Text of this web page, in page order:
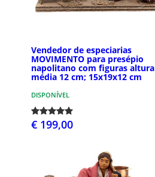
Vendedor de especiarias
MOVIMENTO para presépio
napolitano com figuras altura
média 12 cm; 15x19x12 cm
DISPONÍVEL
€ 199,00